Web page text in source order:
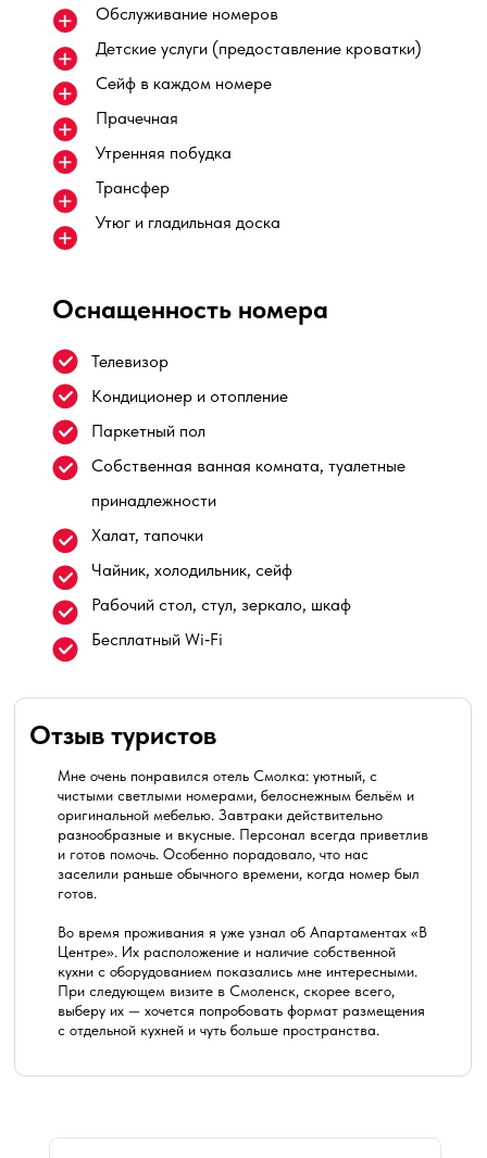
Обслуживание номеров
Детские услуги (предоставление кроватки)
Сейф в каждом номере
Прачечная
Утренняя побудка
Трансфер
Утюг и гладильная доска
Отзыв туристов
Мне очень понравился отель Смолка: уютный, с
чистыми светлыми номерами, белоснежным бельём и
оригинальной мебелью. Завтраки действительно
разнообразные и вкусные. Персонал всегда приветлив
и готов помочь. Особенно порадовало, что нас
заселили раньше обычного времени, когда номер был
готов.
Во время проживания я уже узнал об Апартаментах «В
Центре». Их расположение и наличие собственной
кухни с оборудованием показались мне интересными.
При следующем визите в Смоленск, скорее всего,
выберу их — хочется попробовать формат размещения
с отдельной кухней и чуть больше пространства.
Телевизор
Кондиционер и отопление
Паркетный пол
Собственная ванная комната, туалетные
принадлежности
Халат, тапочки
Чайник, холодильник, сейф
Рабочий стол, стул, зеркало, шкаф
Бесплатный Wi‑Fi
Оснащенность номера